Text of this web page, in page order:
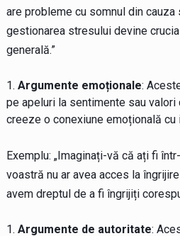
are probleme cu somnul din
gestionarea stresului devine
generală.”
Argumente emoționale:
pe apeluri la sentimente sau valori
creeze o conexiune emoțională cu
Exemplu: „Imaginați-vă că ați fi
voastră nu ar avea acces la
avem dreptul de a fi îngrijiți
Argumente de autoritate: